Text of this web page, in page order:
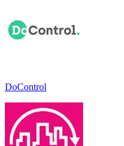
DoControl